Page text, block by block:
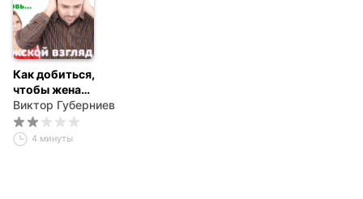
Как добиться,
чтобы жена
изменила вам или
ушла?
Виктор Губерниев
4 минуты